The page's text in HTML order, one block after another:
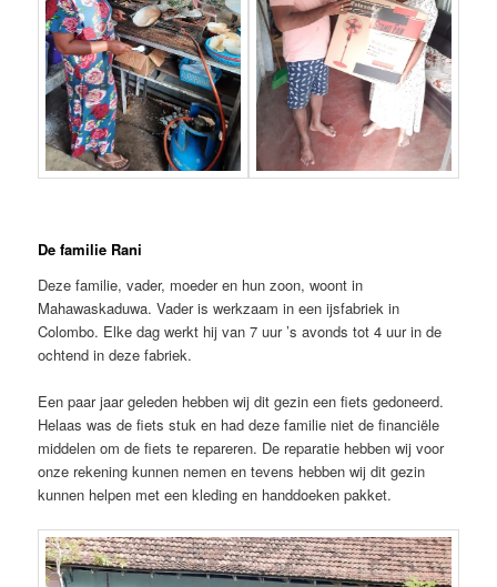
De familie Rani
Deze familie, vader, moeder en hun zoon, woont in
Mahawaskaduwa. Vader is werkzaam in een ijsfabriek in
Colombo. Elke dag werkt hij van 7 uur ’s avonds tot 4 uur in de
ochtend in deze fabriek.
Een paar jaar geleden hebben wij dit gezin een fiets gedoneerd.
Helaas was de fiets stuk en had deze familie niet de financiële
middelen om de fiets te repareren. De reparatie hebben wij voor
onze rekening kunnen nemen en tevens hebben wij dit gezin
kunnen helpen met een kleding en handdoeken pakket.